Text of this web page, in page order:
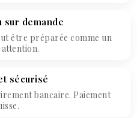
sur demande
être préparée comme un
sécurisé
bancaire. Paiement